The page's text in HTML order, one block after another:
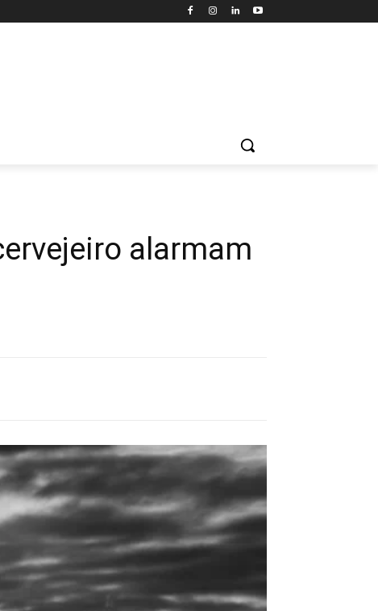
alarmam